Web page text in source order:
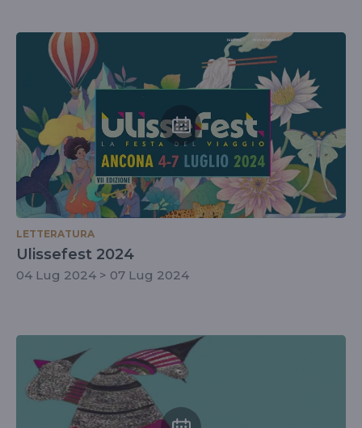
LETTERATURA
Ulissefest 2024
04 Lug 2024 > 07 Lug 2024